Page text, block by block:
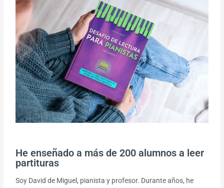
He enseñado a más de 200 alumnos a leer
partituras
Soy David de Miguel, pianista y profesor. Durante años, he